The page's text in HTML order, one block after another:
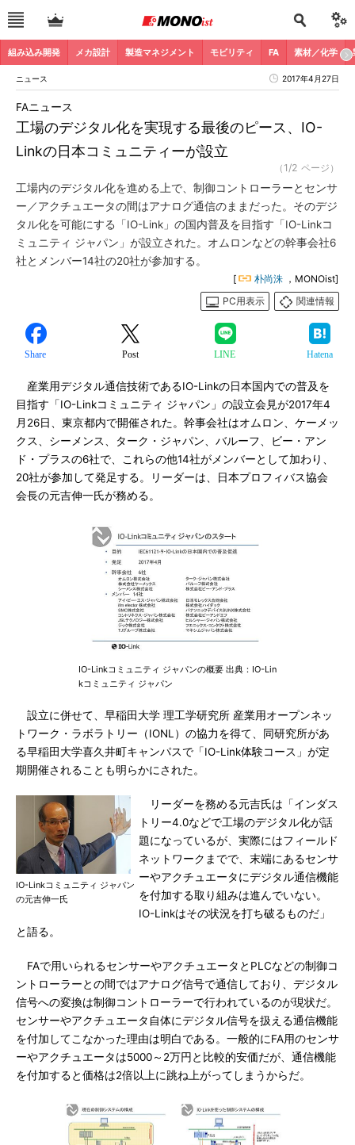
組み込み開発 メカ設計 製造マネジメント モビリティ FA 素材／化学
ニュース 2017年4月27日
工場のデジタル化を実現する最後のピース、IO-
Linkの日本コミュニティーが設立
FAニュース
（1/2 ページ）
工場内のデジタル化を進める上で、制御コントローラーとセンサ
ー／アクチュエータの間はアナログ通信のままだった。そのデジ
タル化を可能にする「IO-Link」の国内普及を目指す「IO-Linkコ
ミュニティ ジャパン」が設立された。オムロンなどの幹事会社6
社とメンバー14社の20社が参加する。
[ 朴尚洙 ，MONOist]
PC用表示
関連情報
Share Post LINE Hatena
産業用デジタル通信技術であるIO-Linkの日本国内での普及を
目指す「IO-Linkコミュニティ ジャパン」の設立会見が2017年4
月26日、東京都内で開催された。幹事会社はオムロン、ケーメッ
クス、シーメンス、ターク・ジャパン、バルーフ、ビー・アン
ド・プラスの6社で、これらの他14社がメンバーとして加わり、
20社が参加して発足する。リーダーは、日本プロフィバス協会
会長の元吉伸一氏が務める。
IO-Linkコミュニティ ジャパンの概要 出典：IO-Lin
kコミュニティ ジャパン
設立に併せて、早稲田大学 理工学研究所 産業用オープンネッ
トワーク・ラボラトリー（IONL）の協力を得て、同研究所があ
る早稲田大学喜久井町キャンパスで「IO-Link体験コース」が定
期開催されることも明らかにされた。
IO-Linkコミュニティ ジャパン
の元吉伸一氏
リーダーを務める元吉氏は「インダス
トリー4.0などで工場のデジタル化が話
題になっているが、実際にはフィールド
ネットワークまでで、末端にあるセンサ
ーやアクチュエータにデジタル通信機能
を付加する取り組みは進んでいない。
IO-Linkはその状況を打ち破るものだ」
と語る。
FAで用いられるセンサーやアクチュエータとPLCなどの制御コ
ントローラーとの間ではアナログ信号で通信しており、デジタル
信号への変換は制御コントローラーで行われているのが現状だ。
センサーやアクチュエータ自体にデジタル信号を扱える通信機能
を付加してこなかった理由は明白である。一般的にFA用のセンサ
ーやアクチュエータは5000～2万円と比較的安価だが、通信機能
を付加すると価格は2倍以上に跳ね上がってしまうからだ。